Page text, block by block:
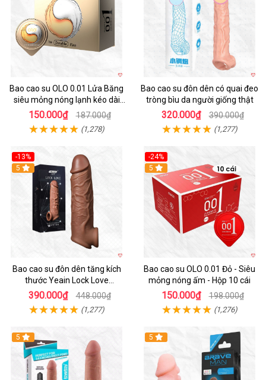
Bao cao su OLO 0.01 Lửa Băng
siêu mỏng nóng lạnh kéo dài
thời gian hộp 10
150.000₫ 187.000₫
(1,278)
Bao cao su đôn dên có quai đeo
tròng bìu da người giống thật
320.000₫ 390.000₫
(1,277)
-13%
5
Bao cao su đôn dên tăng kích
thước Yeain Lock Love
Raytheon
390.000₫ 448.000₫
(1,277)
-24%
Hot
5
Bao cao su OLO 0.01 Đỏ - Siêu
mỏng nóng ấm - Hộp 10 cái
150.000₫ 198.000₫
(1,276)
5 5